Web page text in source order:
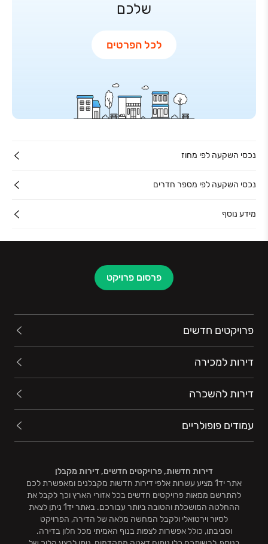
שלכם
לכל הפרטים
נכסי השקעה לפי מחוז
נכסי השקעה לפי מספר חדרים
מידע נוסף
פרסום פרויקט
פרויקטים חדשים
דירות למכירה
דירות להשכרה
עמודים פופולריים
דירות חדשות, פרויקטים חדשים, דירות מקבלן
אתר יד1 מציע עשרות אלפי דירות חדשות מקבלנים ומאפשרת לכם
להתרשם ממאות פרויקטים חדשים בכל אזורי הארץ וכך לקבל את
ההחלטה המושכלת והטובה ביותר עבורכם. באתר יד1 ניתן לצאת
לסיור וירטואלי ולקבל המחשה מלאה של הדירה, הפרויקט
וסביבתו, כולל אפשרות לצפות בנוף האמיתי מכל חלון בדירה.